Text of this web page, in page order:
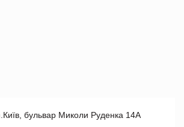
бульвар Миколи Руденка 14А